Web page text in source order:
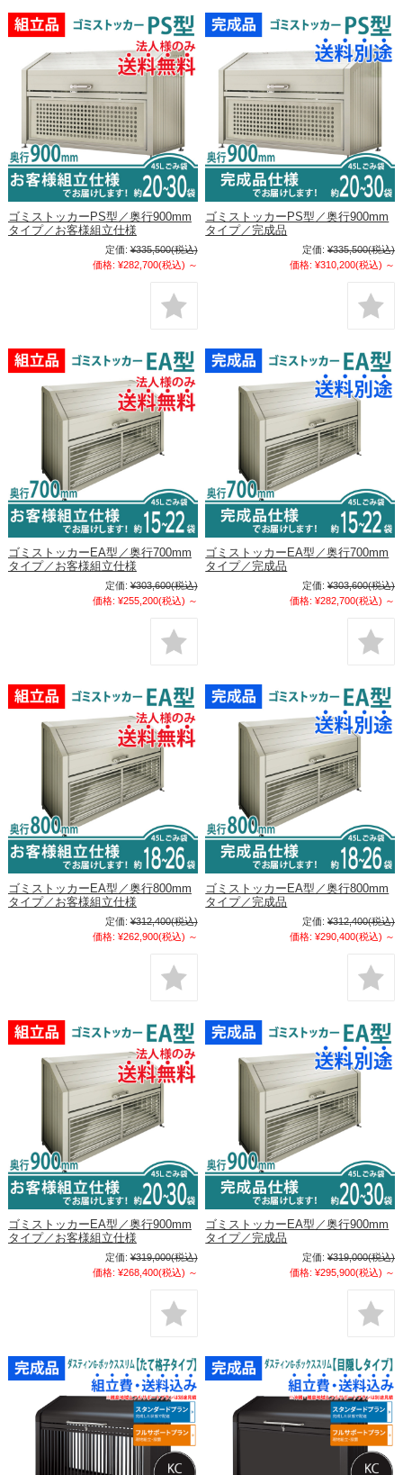
ゴミストッカーPS型／奥行900mm
タイプ／お客様組立仕様
定価: ¥335,500(税込)
価格: ¥282,700(税込) ～
ゴミストッカーPS型／奥行900mm
タイプ／完成品
定価: ¥335,500(税込)
価格: ¥310,200(税込) ～
ゴミストッカーEA型／奥行700mm
タイプ／お客様組立仕様
定価: ¥303,600(税込)
価格: ¥255,200(税込) ～
ゴミストッカーEA型／奥行700mm
タイプ／完成品
定価: ¥303,600(税込)
価格: ¥282,700(税込) ～
ゴミストッカーEA型／奥行800mm
タイプ／お客様組立仕様
定価: ¥312,400(税込)
価格: ¥262,900(税込) ～
ゴミストッカーEA型／奥行800mm
タイプ／完成品
定価: ¥312,400(税込)
価格: ¥290,400(税込) ～
ゴミストッカーEA型／奥行900mm
タイプ／お客様組立仕様
定価: ¥319,000(税込)
価格: ¥268,400(税込) ～
ゴミストッカーEA型／奥行900mm
タイプ／完成品
定価: ¥319,000(税込)
価格: ¥295,900(税込) ～